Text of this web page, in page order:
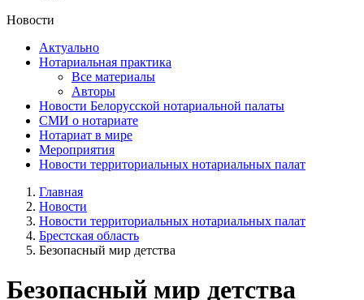
Новости
Актуально
Нотариальная практика
Все материалы
Авторы
Новости Белорусской нотариальной палаты
СМИ о нотариате
Нотариат в мире
Мероприятия
Новости территориальных нотариальных палат
Главная
Новости
Новости территориальных нотариальных палат
Брестская область
Безопасный мир детства
Безопасный мир детства